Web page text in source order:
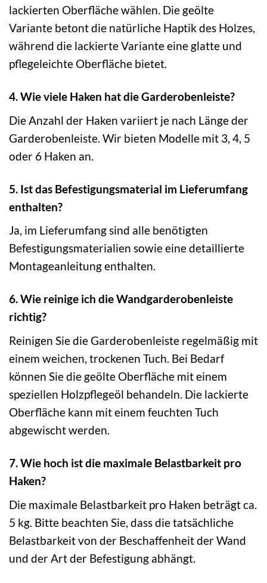
lackierten Oberfläche wählen. Die geölte
Variante betont die natürliche Haptik des Holzes,
während die lackierte Variante eine glatte und
pflegeleichte Oberfläche bietet.
4. Wie viele Haken hat die Garderobenleiste?
Die Anzahl der Haken variiert je nach Länge der
Garderobenleiste. Wir bieten Modelle mit 3, 4, 5
oder 6 Haken an.
5. Ist das Befestigungsmaterial im Lieferumfang
enthalten?
Ja, im Lieferumfang sind alle benötigten
Befestigungsmaterialien sowie eine detaillierte
Montageanleitung enthalten.
6. Wie reinige ich die Wandgarderobenleiste
richtig?
Reinigen Sie die Garderobenleiste regelmäßig mit
einem weichen, trockenen Tuch. Bei Bedarf
können Sie die geölte Oberfläche mit einem
speziellen Holzpflegeöl behandeln. Die lackierte
Oberfläche kann mit einem feuchten Tuch
abgewischt werden.
7. Wie hoch ist die maximale Belastbarkeit pro
Haken?
Die maximale Belastbarkeit pro Haken beträgt ca.
5 kg. Bitte beachten Sie, dass die tatsächliche
Belastbarkeit von der Beschaffenheit der Wand
und der Art der Befestigung abhängt.